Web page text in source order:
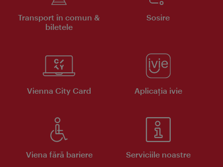
Transport în comun &
biletele
Sosire
Vienna City Card Aplicaţia ivie
Viena fără bariere Serviciile noastre